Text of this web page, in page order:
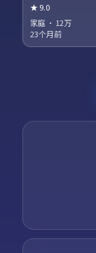
梅、役所广司领衔
定服务于人物关系
身份与自由意志的
版资源同步更新，
★9.0
家庭 · 12万
23个月前